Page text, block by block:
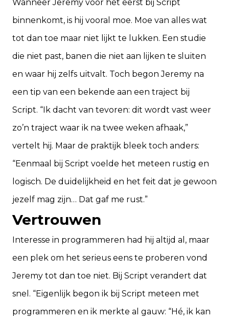
Wanneer Jeremy voor het eerst bij Script
binnenkomt, is hij vooral moe. Moe van alles wat
tot dan toe maar niet lijkt te lukken. Een studie
die niet past, banen die niet aan lijken te sluiten
en waar hij zelfs uitvalt. Toch begon Jeremy na
een tip van een bekende aan een traject bij
Script. “Ik dacht van tevoren: dit wordt vast weer
zo’n traject waar ik na twee weken afhaak,”
vertelt hij. Maar de praktijk bleek toch anders:
“Eenmaal bij Script voelde het meteen rustig en
logisch. De duidelijkheid en het feit dat je gewoon
jezelf mag zijn… Dat gaf me rust.”
Vertrouwen
Interesse in programmeren had hij altijd al, maar
een plek om het serieus eens te proberen vond
Jeremy tot dan toe niet. Bij Script verandert dat
snel. “Eigenlijk begon ik bij Script meteen met
programmeren en ik merkte al gauw: “Hé, ik kan